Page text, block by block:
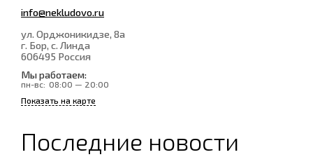
info@nekludovo.ru
ул. Орджоникидзе, 8а
г. Бор, с. Линда
606495 Россия
Мы работаем:
пн-вс: 08:00 — 20:00
Показать на карте
Последние новости